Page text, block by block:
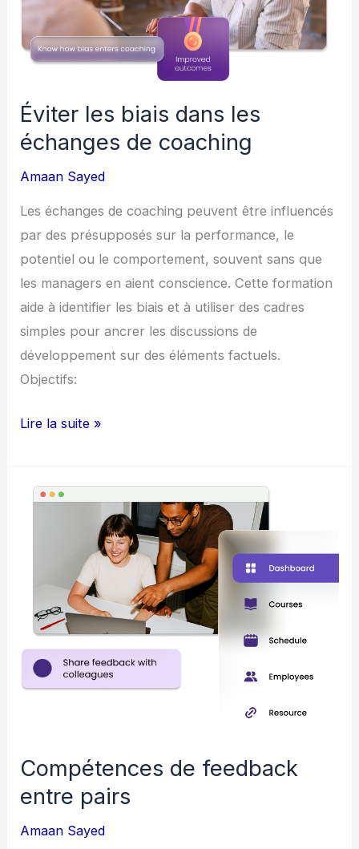
Éviter les biais dans les
échanges de coaching
Amaan Sayed
Les échanges de coaching peuvent être influencés
par des présupposés sur la performance, le
potentiel ou le comportement, souvent sans que
les managers en aient conscience. Cette formation
aide à identifier les biais et à utiliser des cadres
simples pour ancrer les discussions de
développement sur des éléments factuels.
Objectifs:
coaching
Lire la suite »
Compétences de feedback
entre pairs
Amaan Sayed
Compétences